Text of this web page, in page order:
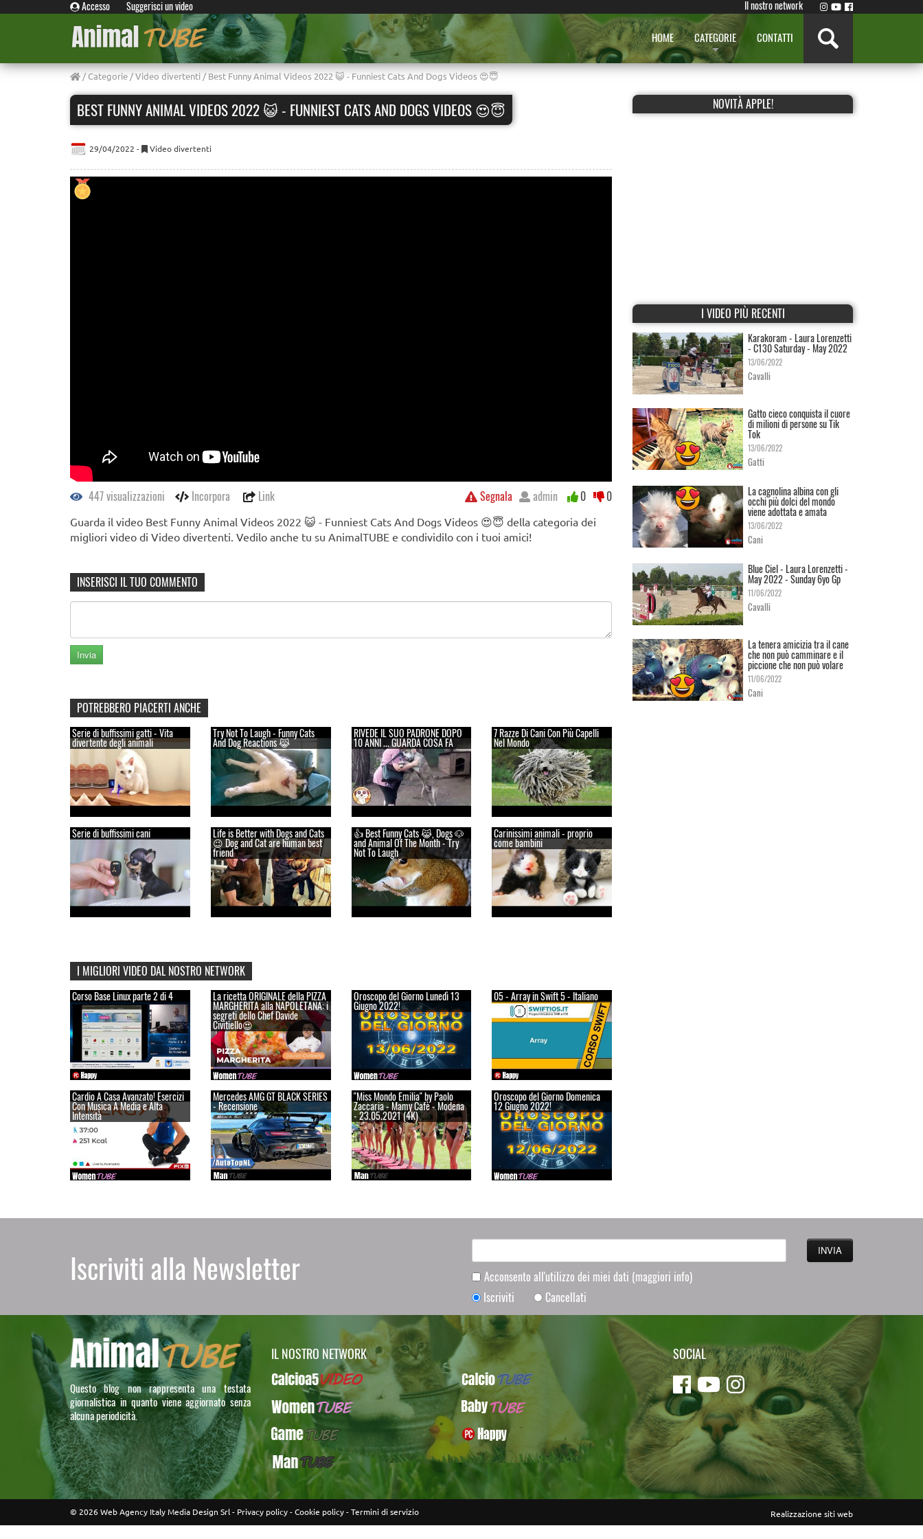
Accesso Suggerisci un video Il nostro network
HOME CATEGORIE CONTATTI
/Categorie/Video divertenti/ Best Funny Animal Videos 2022 😺 - Funniest Cats And Dogs Videos 😍😇
BEST FUNNY ANIMAL VIDEOS 2022 😺 - FUNNIEST CATS AND DOGS VIDEOS 😍😇
29/04/2022 - Video divertenti
447 visualizzazioni Incorpora Link Segnala admin 0 0
Guarda il video Best Funny Animal Videos 2022 😺 - Funniest Cats And Dogs Videos 😍😇 della categoria dei
migliori video di Video divertenti. Vedilo anche tu su AnimalTUBE e condividilo con i tuoi amici!
INSERISCI IL TUO COMMENTO
POTREBBERO PIACERTI ANCHE
Serie di buffissimi gatti - Vita
divertente degli animali
Try Not To Laugh - Funny Cats
And Dog Reactions 😹
RIVEDE IL SUO PADRONE DOPO
10 ANNI ... GUARDA COSA FA
7 Razze Di Cani Con Più Capelli
Nel Mondo
Serie di buffissimi cani Life is Better with Dogs and Cats
😉 Dog and Cat are human best
friend
👍 Best Funny Cats 😹, Dogs 🐶
and Animal Of The Month - Try
Not To Laugh
Carinissimi animali - proprio
come bambini
I MIGLIORI VIDEO DAL NOSTRO NETWORK
Corso Base Linux parte 2 di 4 La ricetta ORIGINALE della PIZZA
MARGHERITA alla NAPOLETANA: i
segreti dello Chef Davide
Civitiello😍
Oroscopo del Giorno Lunedì 13
Giugno 2022!
05 - Array in Swift 5 - Italiano
Cardio A Casa Avanzato! Esercizi
Con Musica A Media e Alta
Intensità
Mercedes AMG GT BLACK SERIES
- Recensione
"Miss Mondo Emilia" by Paolo
Zaccaria - Mamy Cafè - Modena
- 23.05.2021 (4K)
Oroscopo del Giorno Domenica
12 Giugno 2022!
NOVITÀ APPLE!
I VIDEO PIÙ RECENTI
Karakoram - Laura Lorenzetti
- C130 Saturday - May 2022
13/06/2022
Cavalli
Gatto cieco conquista il cuore
di milioni di persone su Tik
Tok
13/06/2022
Gatti
La cagnolina albina con gli
occhi più dolci del mondo
viene adottata e amata
13/06/2022
Cani
Blue Ciel - Laura Lorenzetti -
May 2022 - Sunday 6yo Gp
11/06/2022
Cavalli
La tenera amicizia tra il cane
che non può camminare e il
piccione che non può volare
11/06/2022
Cani
Iscriviti alla Newsletter Acconsento all'utilizzo dei miei dati (maggiori info)
Iscriviti
Cancellati
Questo blog non rappresenta una testata
giornalistica in quanto viene aggiornato senza
alcuna periodicità.
IL NOSTRO NETWORK
Calcioa5Video
CalcioTUBE
WomenTUBE
BabyTUBE
GameTUBE
PcHappy
ManTUBE
SOCIAL
© 2026 Web Agency Italy Media Design Srl - Privacy policy-Cookie policy-Termini di servizio Realizzazione siti web